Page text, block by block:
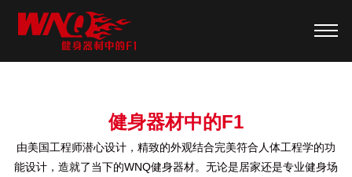
健身器材中的F1
由美国工程师潜心设计，精致的外观结合完美符合人体工程学的功
能设计，造就了当下的WNQ健身器材。无论是居家还是专业健身场